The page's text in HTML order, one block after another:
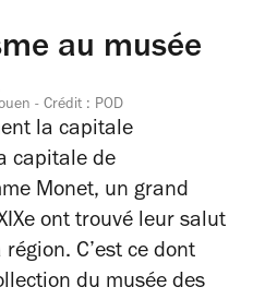
au musée
- Crédit : POD
la capitale
capitale de
Monet, un grand
ont trouvé leur salut
C’est ce dont
du musée des